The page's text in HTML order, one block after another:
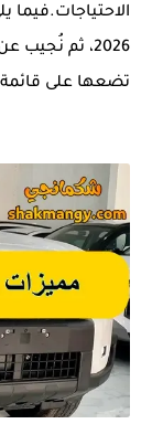
الاحتياجات.فيما
2026، ثم
تضعها على قائمة